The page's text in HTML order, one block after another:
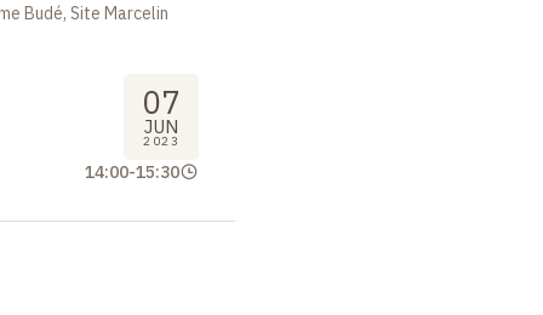
Budé, Site Marcelin
07
JUN
2023
14:00-15:30